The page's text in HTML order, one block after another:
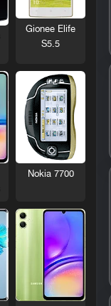
Gionee Elife
S5.5
Nokia 7700